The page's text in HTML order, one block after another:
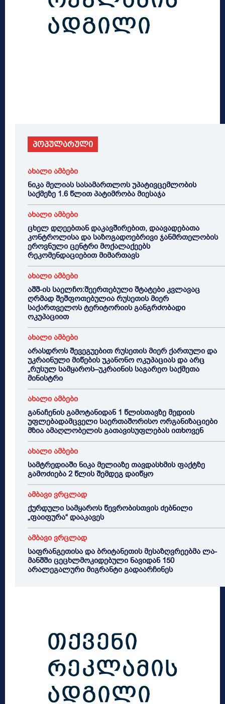
პოპულარული
ახალი ამბები
ნიკა მელიას სასამართლოს უპატივცემლობის
საქმეზე 1.6 წლით პატიმრობა მიესაჯა
ახალი ამბები
ცხელ დღეებთან დაკავშირებით, დაავადებათა
კონტროლისა და საზოგადოებრივი ჯანმრთელობის
ეროვნული ცენტრი მოქალაქეებს
რეკომენდაციებით მიმართავს
ახალი ამბები
აშშ-ის საელჩო:შეერთებული შტატები კვლავაც
ღრმად შეშფოთებულია რუსეთის მიერ
საქართველოს ტერიტორიის განგრძობადი
ოკუპაციით
ახალი ამბები
არასდროს შევეგუებით რუსეთის მიერ ქართული და
უკრაინული მიწების უკანონო ოკუპაციას და არც
„რუსულ სამყაროს–უკრაინის საგარეო საქმეთა
მინისტრი
ახალი ამბები
განაჩენის გამოტანიდან 1 წლისთავზე მედიის
უფლებადამცველი საერთაშორისო ორგანიზაციები
მზია ამაღლობელის გათავისუფლებას ითხოვენ
ახალი ამბები
სამტრედიაში ნიკა მელიაზე თავდასხმის ფაქტზე
გამოძიება 2 წლის შემდეგ დაიწყო
ამბავი ვრცლად
ქურდული სამყაროს წევრობისთვის ძებნილი
„ფაიფურა“ დააკავეს
ამბავი ვრცლად
საფრანგეთისა და ბრიტანეთის მესაზღვრეებმა ლა-
მანშში ცეცხლმოკიდებული ნავიდან 150
არალეგალური მიგრანტი გადაარჩინეს